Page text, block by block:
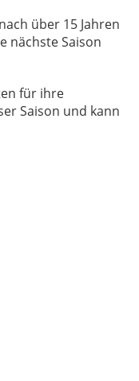
über 15 Jahren
nächste Saison
für ihre
Saison und kann